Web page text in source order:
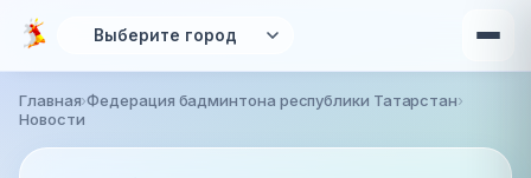
Перейти к основному содержанию
Вы здесь
Главная›Федерация бадминтона республики Татарстан›
Новости